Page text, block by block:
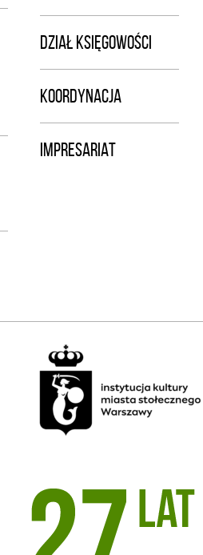
DZIAŁ KSIĘGOWOŚCI
KOORDYNACJA
IMPRESARIAT